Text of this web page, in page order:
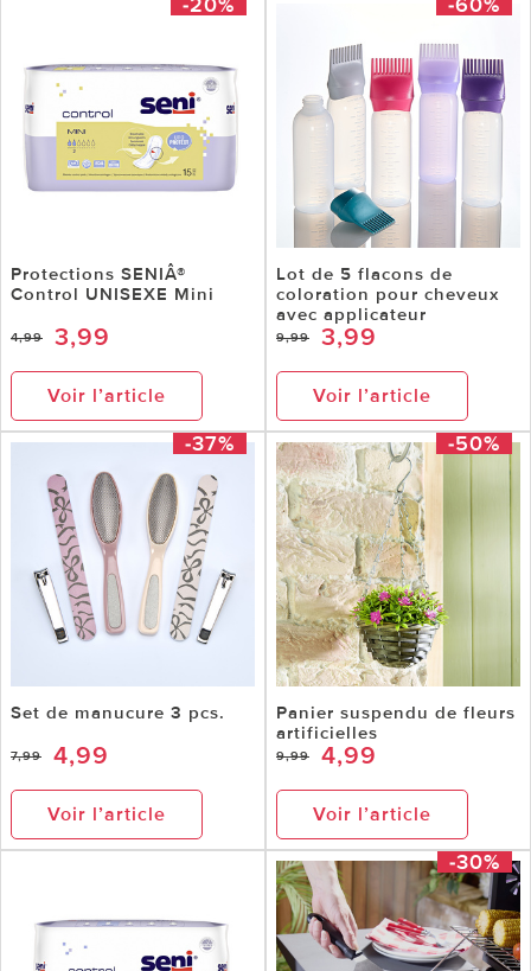
Protections SENIÂ®
Control UNISEXE Mini
4,99 3,99
Voir l’article
Lot de 5 flacons de
coloration pour cheveux
avec applicateur
9,99 3,99
Voir l’article
-37%
Set de manucure 3 pcs.
7,99 4,99
Voir l’article
-50%
Panier suspendu de fleurs
artificielles
9,99 4,99
Voir l’article
-30%